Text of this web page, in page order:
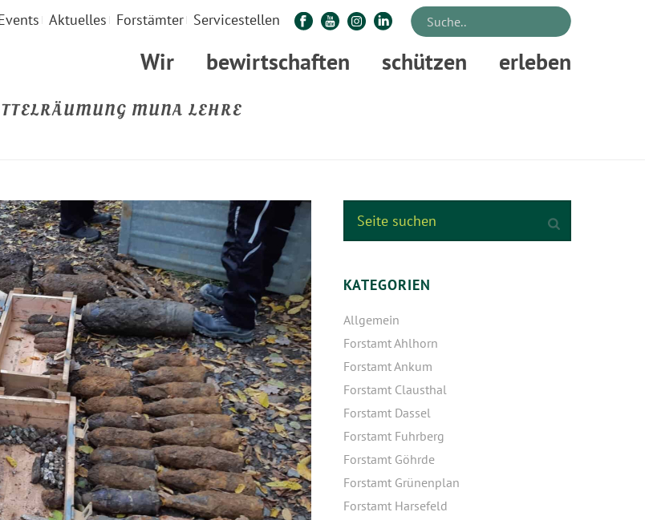
Aktuelles Forstämter Servicestellen
Wir bewirtschaften schützen erleben
MUNA LEHRE
KATEGORIEN
Allgemein
Forstamt Ahlhorn
Forstamt Ankum
Forstamt Clausthal
Forstamt Dassel
Forstamt Fuhrberg
Forstamt Göhrde
Forstamt Grünenplan
Forstamt Harsefeld